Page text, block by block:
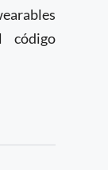
código